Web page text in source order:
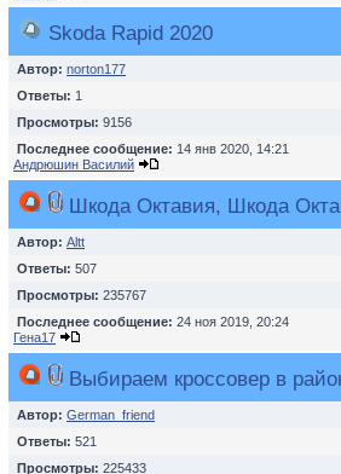
Skoda Rapid 2020
Автор: norton177
Ответы: 1
Просмотры: 9156
Последнее сообщение: 14 янв 2020, 14:21
Андрюшин Василий
Шкода Октавия, Шкода
Автор: Altt
Ответы: 507
Просмотры: 235767
Последнее сообщение: 24 ноя 2019, 20:24
Гена17
Выбираем кроссовер в
Автор: German_friend
Ответы: 521
Просмотры: 225433